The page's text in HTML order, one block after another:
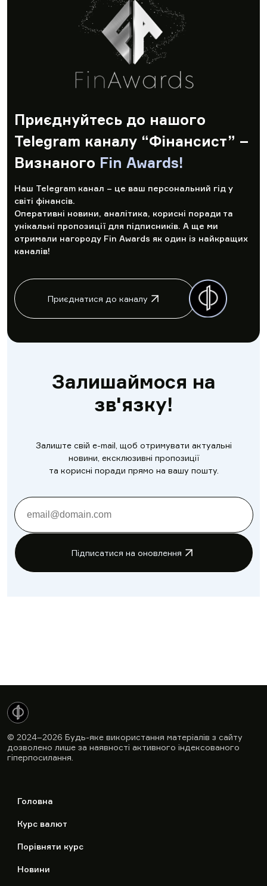
Приєднуйтесь до нашого
Telegram каналу “Фінансист” –
Визнаного Fin Awards!
Наш Telegram канал – це ваш персональний гід у
світі фінансів.
Оперативні новини, аналітика, корисні поради та
унікальні пропозиції для підписників. А ще ми
отримали нагороду Fin Awards як один із найкращих
каналів!
Приєднатися до каналу
Залишаймося на
зв'язку!
Залиште свій e-mail, щоб отримувати актуальні
новини, ексклюзивні пропозиції
та корисні поради прямо на вашу пошту.
Підписатися на оновлення
© 2024–2026 Будь-яке використання матеріалів з сайту
дозволено лише за наявності активного індексованого
гіперпосилання.
Головна
Курс валют
Порівняти курс
Новини